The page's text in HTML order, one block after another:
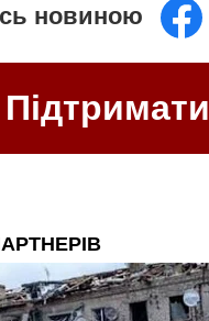
новиною